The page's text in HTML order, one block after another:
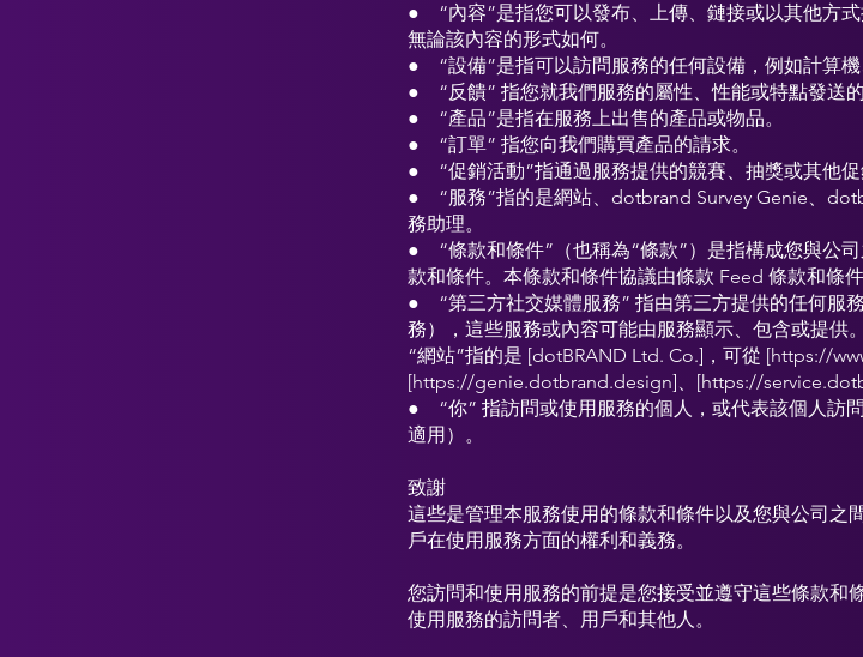
● “內容”是指您可以發布、上傳、鏈接或以其他方式
無論該內容的形式如何。
● “設備”是指可以訪問服務的任何設備，例如計算機
● “反饋” 指您就我們服務的屬性、性能或特點發送的
● “產品”是指在服務上出售的產品或物品。
● “訂單” 指您向我們購買產品的請求。
● “促銷活動”指通過服務提供的競賽、抽獎或其他促
● “服務”指的是網站、dotbrand Survey Genie、
務助理。
● “條款和條件”（也稱為“條款”）是指構成您與公
款和條件。本條款和條件協議由條款 Feed 條款和條件
● “第三方社交媒體服務” 指由第三方提供的任何服
務），這些服務或內容可能由服務顯示、包含或提供。
“網站”指的是 [dotBRAND Ltd. Co.]，可從 [https://
[https://genie.dotbrand.design]、[https://
● “你” 指訪問或使用服務的個人，或代表該個人訪
適用）。
致謝
這些是管理本服務使用的條款和條件以及您與公司之
戶在使用服務方面的權利和義務。
您訪問和使用服務的前提是您接受並遵守這些條款和
使用服務的訪問者、用戶和其他人。